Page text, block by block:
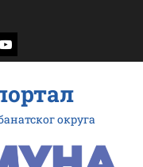
Yоутубе
округа